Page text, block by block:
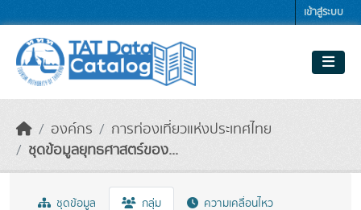
เข้าสู่ระบบ
องค์กร
การท่องเที่ยวแห่งประเทศไทย
ชุดข้อมูลยุทธศาสตร์ของ...
ชุดข้อมูล กลุ่ม ความเคลื่อนไหว